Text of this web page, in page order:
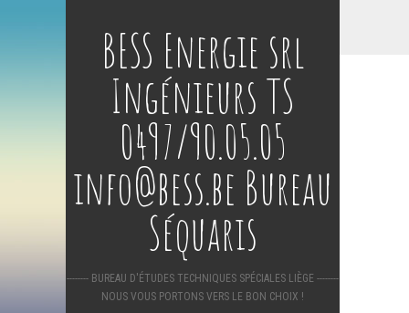
BESS Energie srl
Ingénieurs TS
0497/90.05.05
info@bess.be Bureau
Séquaris
-------- BUREAU D'ÉTUDES TECHNIQUES SPÉCIALES LIÈGE --------
NOUS VOUS PORTONS VERS LE BON CHOIX !